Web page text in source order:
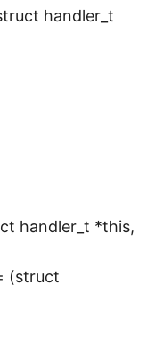
handler_t
handler_t *this,
(struct